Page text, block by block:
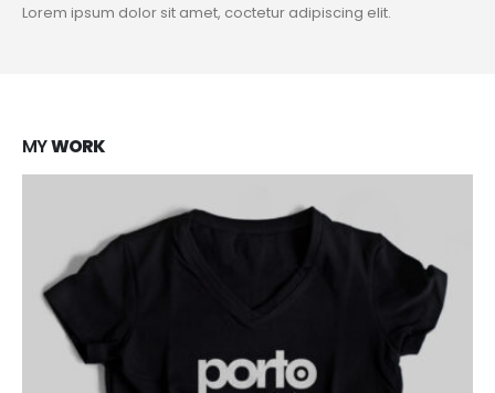
Lorem ipsum dolor sit amet, coctetur adipiscing elit.
MYWORK